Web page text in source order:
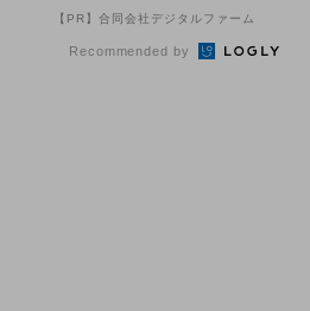
【PR】合同会社デジタルファーム
Recommended by